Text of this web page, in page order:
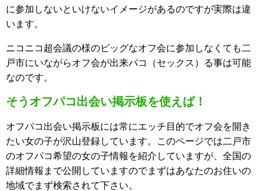
に参加しないといけないイメージがあるのですが実際は違
います。
ニコニコ超会議の様のビッグなオフ会に参加しなくても二
戸市にいながらオフ会が出来パコ（セックス）る事は可能
なのです。
そうオフパコ出会い掲示板を使えば！
オフパコ出会い掲示板には常にエッチ目的でオフ会を開き
たい女の子が沢山登録しています。このページでは二戸市
のオフパコ希望の女の子情報を紹介していますが、全国の
詳細情報まで公開していますのでまずはあなたのお住いの
地域でまず検索されて下さい。